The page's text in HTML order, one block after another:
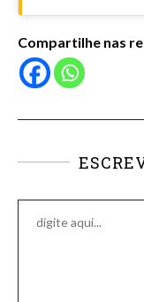
Compartilhe nas